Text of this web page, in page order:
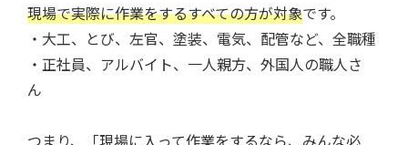
現場で実際に作業をするすべての方が対象です。
・大工、とび、左官、塗装、電気、配管など、全職種
・正社員、アルバイト、一人親方、外国人の職人さ
ん
つまり、「現場に入って作業をするなら、みんな必